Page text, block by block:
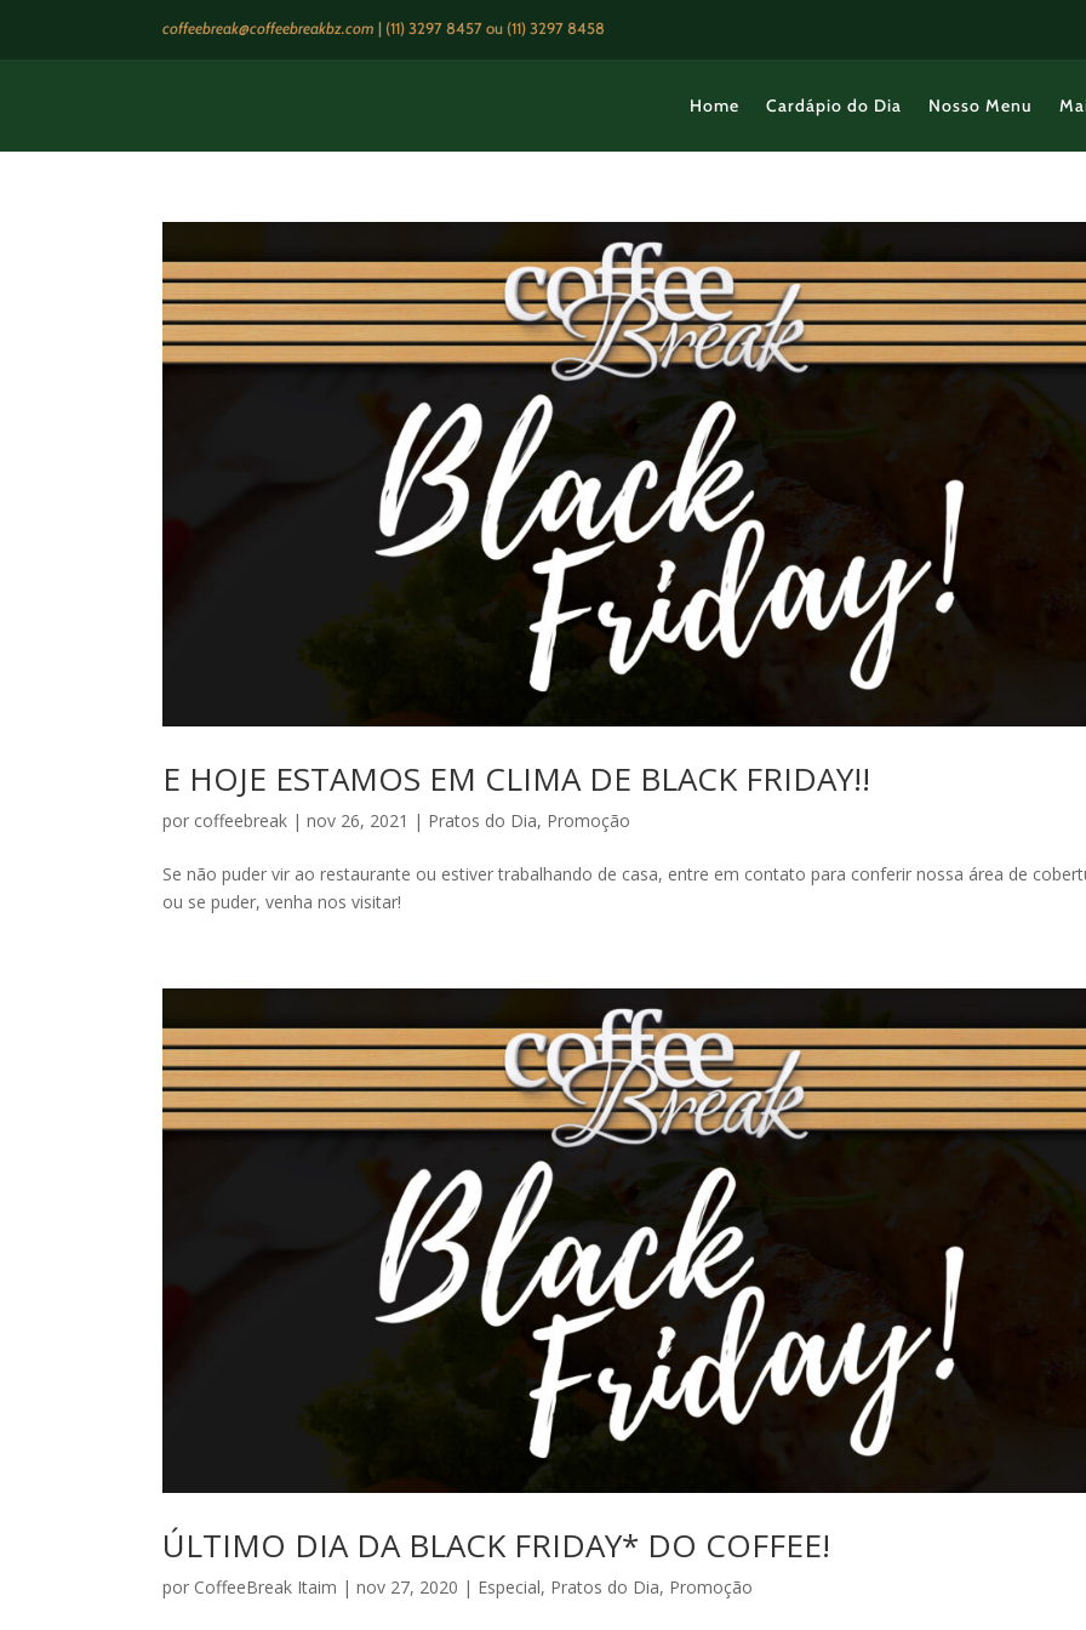
coffeebreak@coffeebreakbz.com | (11) 3297 8457ou (11) 3297 8458
Home Cardápio do Dia Nosso Menu
E HOJE ESTAMOS EM CLIMA DE BLACK FRIDAY!!
por coffeebreak |nov 26, 2021 | Pratos do Dia, Promoção
Se não puder vir ao restaurante ou estiver trabalhando de casa, entre em contato para conferir nossa área de
ou se puder, venha nos visitar!
ÚLTIMO DIA DA BLACK FRIDAY* DO COFFEE!
por CoffeeBreak Itaim |nov 27, 2020 | Especial, Pratos do Dia, Promoção